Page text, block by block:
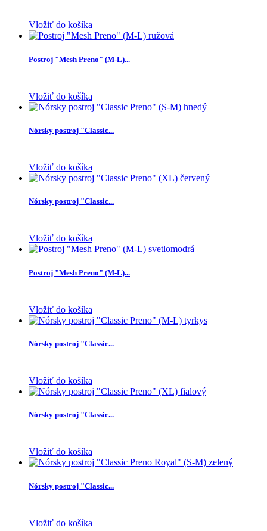
Vložiť do košíka
Postroj "Mesh Preno" (M-L)...
Vložiť do košíka
Nórsky postroj "Classic...
Vložiť do košíka
Nórsky postroj "Classic...
Vložiť do košíka
Postroj "Mesh Preno" (M-L)...
Vložiť do košíka
Nórsky postroj "Classic...
Vložiť do košíka
Nórsky postroj "Classic...
Vložiť do košíka
Nórsky postroj "Classic...
Vložiť do košíka